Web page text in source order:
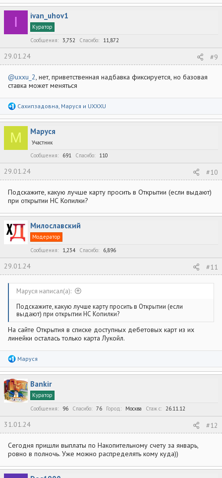
I ivan_uhov1
Куратор
Сообщения
3,752 Спасибо 11,872
29.01.24 #9
@uxxu_2, нет, приветственная надбавка фиксируется, но базовая
ставка может меняться
Р
а
к
ц
и
Сахипзадовна Маруся и UXXXU
М Маруся
Участник
Сообщения
691 Спасибо 110
29.01.24 #10
Подскажите, какую лучше карту просить в Открытии (если выдают)
при открытии НС Копилки?
Милославский
Модератор
Сообщения
1,234 Спасибо 6,896
29.01.24 #11
Маруся написал(а):
Подскажите, какую лучше карту просить в Открытии (если
выдают) при открытии НС Копилки?
На сайте Открытия в списке доступных дебетовых карт из их
линейки осталась только карта Лукойл.
Р
а
к
ц
и
и
Маруся
Bankir
Куратор
Сообщения
96 Спасибо 76 Город Москва Стаж c 26.11.12
31.01.24 #12
Сегодня пришли выплаты по Накопительному счету за январь,
ровно в полночь. Уже можно распределять кому куда))